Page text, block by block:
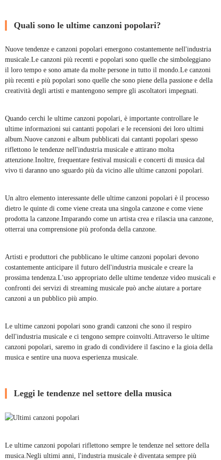
Quali sono le ultime canzoni popolari?
Nuove tendenze e canzoni popolari emergono costantemente nell'industria
musicale.Le canzoni più recenti e popolari sono quelle che simboleggiano
il loro tempo e sono amate da molte persone in tutto il mondo.Le canzoni
più recenti e più popolari sono quelle che sono piene della passione e della
creatività degli artisti e mantengono sempre gli ascoltatori impegnati.
Quando cerchi le ultime canzoni popolari, è importante controllare le
ultime informazioni sui cantanti popolari e le recensioni dei loro ultimi
album.Nuove canzoni e album pubblicati dai cantanti popolari spesso
riflettono le tendenze nell'industria musicale e attirano molta
attenzione.Inoltre, frequentare festival musicali e concerti di musica dal
vivo ti daranno uno sguardo più da vicino alle ultime canzoni popolari.
Un altro elemento interessante delle ultime canzoni popolari è il processo
dietro le quinte di come viene creata una singola canzone e come viene
prodotta la canzone.Imparando come un artista crea e rilascia una canzone,
otterrai una comprensione più profonda della canzone.
Artisti e produttori che pubblicano le ultime canzoni popolari devono
costantemente anticipare il futuro dell'industria musicale e creare la
prossima tendenza.L'uso appropriato delle ultime tendenze video musicali e
confronti dei servizi di streaming musicale può anche aiutare a portare
canzoni a un pubblico più ampio.
Le ultime canzoni popolari sono grandi canzoni che sono il respiro
dell'industria musicale e ci tengono sempre coinvolti.Attraverso le ultime
canzoni popolari, saremo in grado di condividere il fascino e la gioia della
musica e sentire una nuova esperienza musicale.
Leggi le tendenze nel settore della musica
Le ultime canzoni popolari riflettono sempre le tendenze nel settore della
musica.Negli ultimi anni, l'industria musicale è diventata sempre più